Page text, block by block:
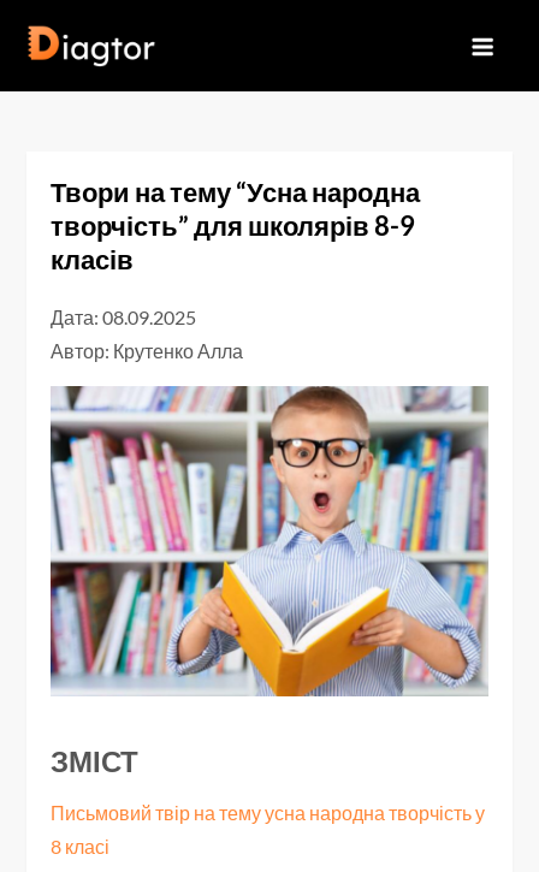
Твори на тему “Усна народна
творчість” для школярів 8-9
класів
Дата: 08.09.2025
Автор: Крутенко Алла
ЗМІСТ
Письмовий твір на тему усна народна творчість у
8 класі